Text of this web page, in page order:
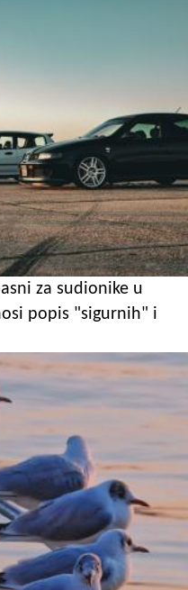
za sudionike u
popis "sigurnih" i